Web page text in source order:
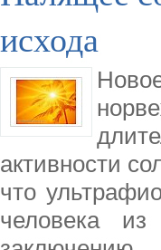
исхода
активности
что
человека